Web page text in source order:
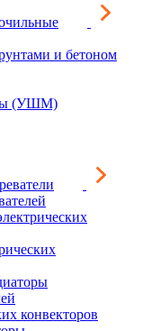
и бетоном
(УШМ)
конвекторов